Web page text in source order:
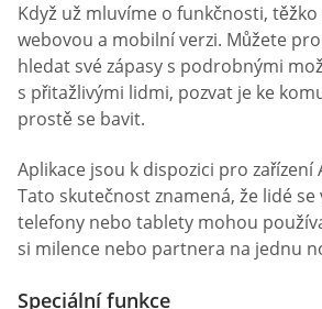
Když už mluvíme o funkčnosti,
webovou a mobilní verzi. Můžete
hledat své zápasy s podrobnými
s přitažlivými lidmi, pozvat je ke
prostě se bavit.
Aplikace jsou k dispozici pro zařízení
Tato skutečnost znamená, že lidé
telefony nebo tablety mohou
si milence nebo partnera na jednu
Speciální funkce